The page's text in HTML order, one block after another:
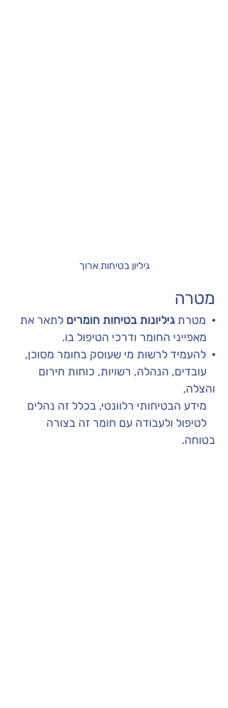
גיליון בטיחות ארוך
מטרה
·
  מטרת
גיליונות בטיחות חומרים לתאר את
· להעמיד לרשות מי שעוסק בחומר מסוכן,
   עובדים, הנהלה, רשויות, כוחות חירום
והצלה,
   לטיפול ולעבודה עם חומר זה בצורה
בטוחה.